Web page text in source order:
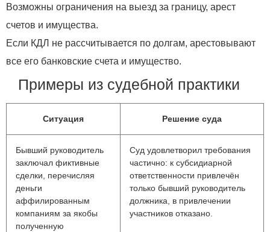
Возможны ограничения на выезд за границу, арест
счетов и имущества.
Если КДЛ не рассчитывается по долгам, арестовывают
все его банковские счета и имущество.
Примеры из судебной практики
Ситуация Решение суда
Бывший руководитель
заключал фиктивные
сделки, перечисляя
деньги
аффилированным
компаниям за якобы
полученную
Суд удовлетворил требования
частично: к субсидиарной
ответственности привлечён
только бывший руководитель
должника, в привлечении
участников отказано.